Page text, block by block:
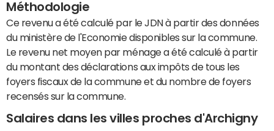
Méthodologie
Ce revenu a été calculé par le JDN à partir des données
du ministère de l'Economie disponibles sur la commune.
Le revenu net moyen par ménage a été calculé à partir
du montant des déclarations aux impôts de tous les
foyers fiscaux de la commune et du nombre de foyers
recensés sur la commune.
Salaires dans les villes proches d'Archigny